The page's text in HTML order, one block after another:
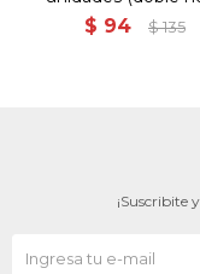
$ 94 $ 135
¡Suscribite